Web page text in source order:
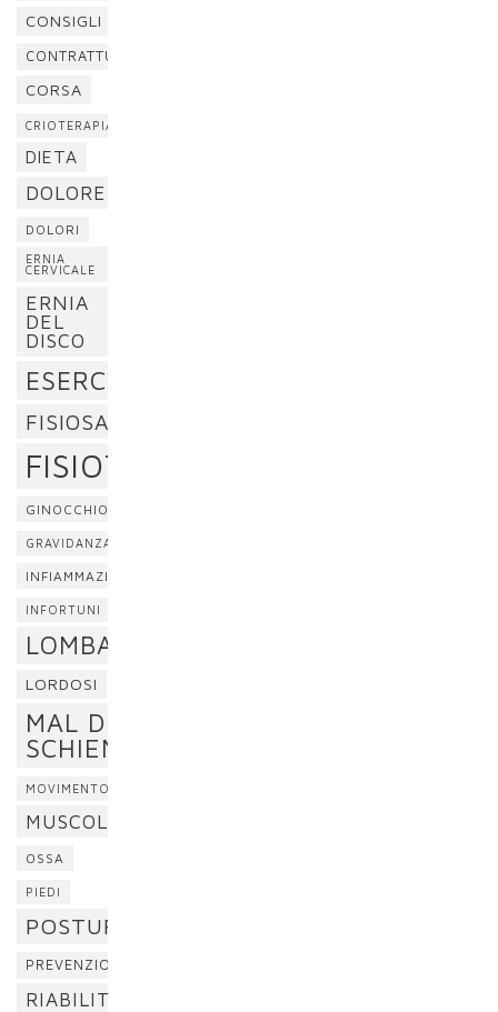
CONSIGLI
CONTRATTURA
CORSA
CRIOTERAPIA
DIETA
DOLORE
DOLORI
ERNIA
CERVICALE
ERNIA
DEL
DISCO
ESERCIZI
FISIOSAN
FISIOTERAPIA
GINOCCHIO
GRAVIDANZA
INFIAMMAZIONE
INFORTUNI
LOMBALGIA
LORDOSI
MAL DI
SCHIENA
MOVIMENTO
MUSCOLI
OSSA
PIEDI
POSTURA
PREVENZIONE
RIABILITAZIONE